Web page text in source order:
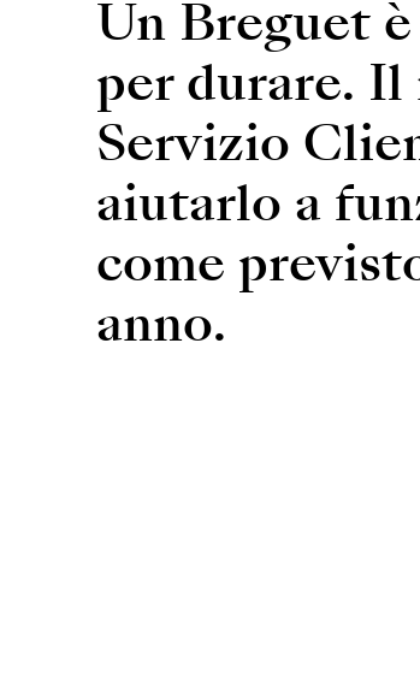
Un Breguet
per durare.
Servizio
aiutarlo a
come
anno.